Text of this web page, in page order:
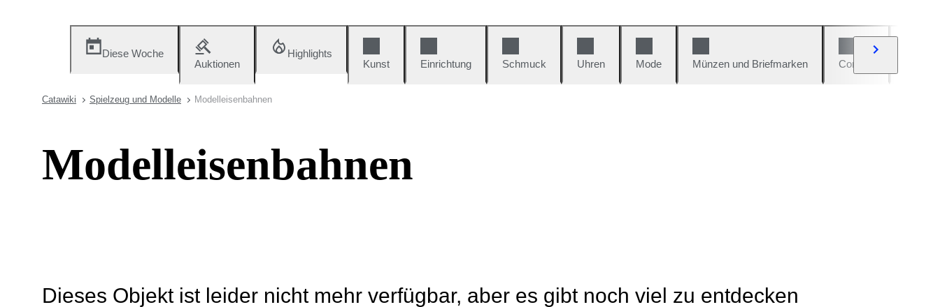
Diese Woche
Auktionen
Highlights
Kunst
Einrichtung Schmuck Uhren Mode Münzen und Briefmarken Comics
Catawiki Spielzeug und Modelle Modelleisenbahnen
Modelleisenbahnen
Dieses Objekt ist leider nicht mehr verfügbar, aber es gibt noch viel zu entdecken